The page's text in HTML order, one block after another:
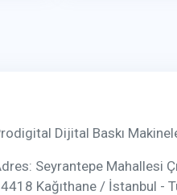
Dijital Baskı
Seyrantepe Mahallesi
Kağıthane / İstanbul -